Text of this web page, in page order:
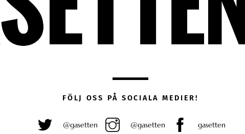
FÖLJ OSS PÅ SOCIALA MEDIER!
@gasetten @gasetten gasetten